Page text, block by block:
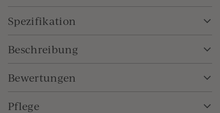
Spezifikation
Beschreibung
Bewertungen
Pflege